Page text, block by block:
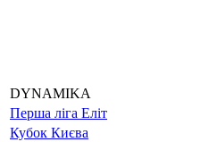
DYNAMIKA
Перша ліга Еліт
Кубок Києва